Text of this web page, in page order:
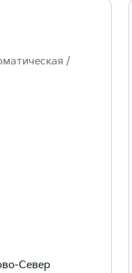
/
Север